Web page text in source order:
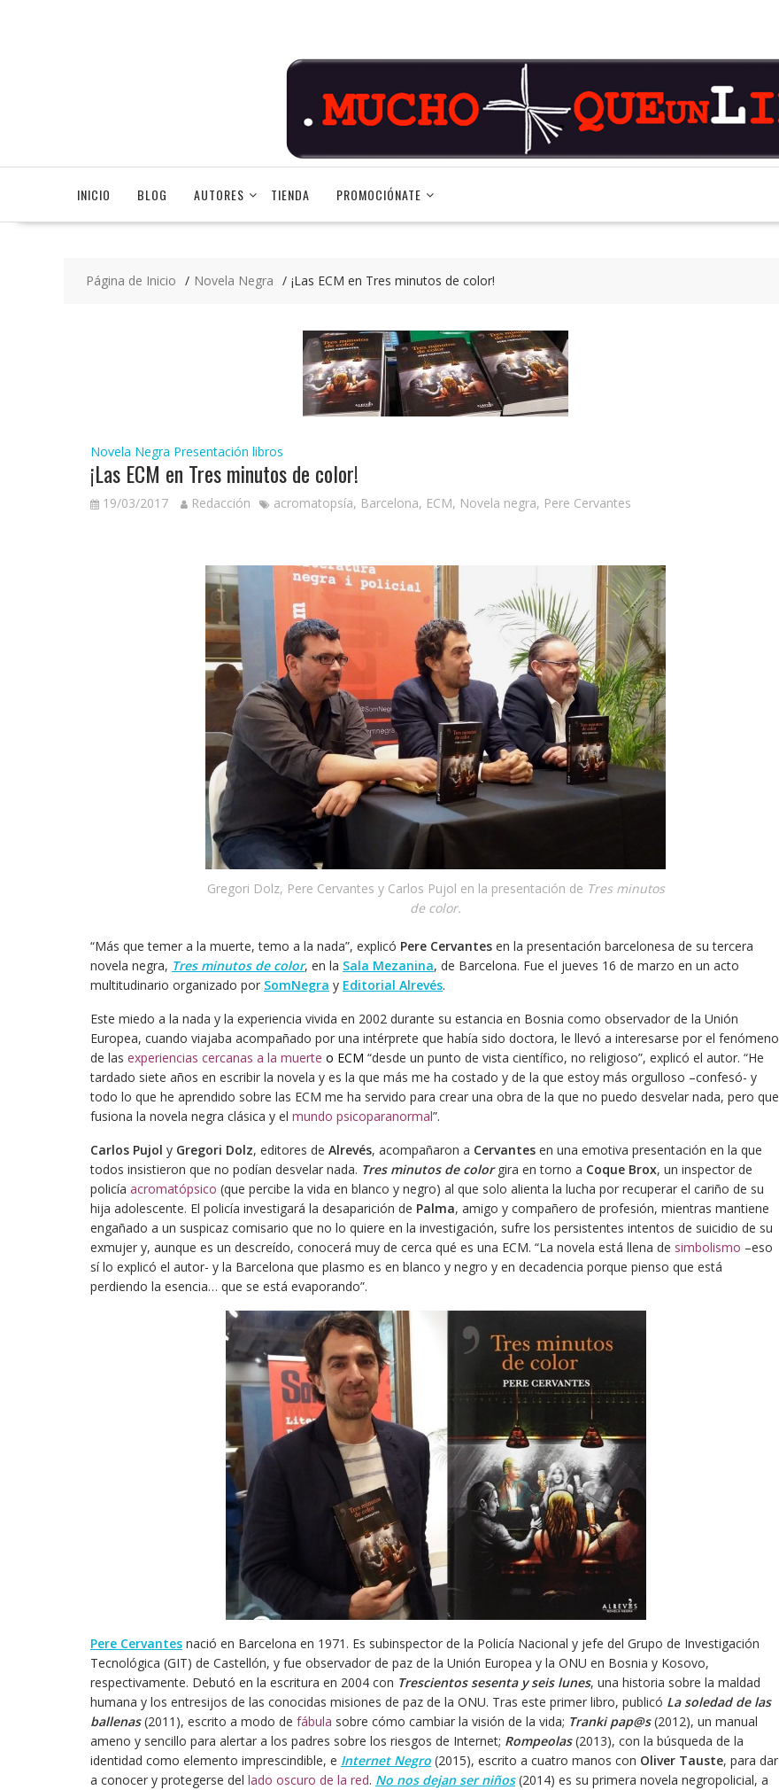
INICIO BLOG AUTORES TIENDA PROMOCIÓNATE
Página de Inicio Novela Negra ¡Las ECM en Tres minutos de color!
Novela Negra Presentación libros
¡Las ECM en Tres minutos de color!
19/03/2017 Redacción acromatopsía, Barcelona, ECM, Novela negra, Pere Cervantes
Gregori Dolz, Pere Cervantes y Carlos Pujol en la presentación de Tres minutos
de color.
“Más que temer a la muerte, temo a la nada”, explicó Pere Cervantes en la presentación barcelonesa de su tercera
novela negra, Tres minutos de color, en la Sala Mezanina, de Barcelona. Fue el jueves 16 de marzo en un acto
multitudinario organizado por SomNegra y Editorial Alrevés.
Este miedo a la nada y la experiencia vivida en 2002 durante su estancia en Bosnia como observador de la Unión
Europea, cuando viajaba acompañado por una intérprete que había sido doctora, le llevó a interesarse por el fenómeno
de las experiencias cercanas a la muerte o ECM “desde un punto de vista científico, no religioso”, explicó el autor. “He
tardado siete años en escribir la novela y es la que más me ha costado y de la que estoy más orgulloso –confesó- y
todo lo que he aprendido sobre las ECM me ha servido para crear una obra de la que no puedo desvelar nada, pero que
fusiona la novela negra clásica y el mundo psicoparanormal”.
Carlos Pujol y Gregori Dolz, editores de Alrevés, acompañaron a Cervantes en una emotiva presentación en la que
todos insistieron que no podían desvelar nada. Tres minutos de colorgira en torno a Coque Brox, un inspector de
policía acromatópsico (que percibe la vida en blanco y negro) al que solo alienta la lucha por recuperar el cariño de su
hija adolescente. El policía investigará la desaparición de Palma, amigo y compañero de profesión, mientras mantiene
engañado a un suspicaz comisario que no lo quiere en la investigación, sufre los persistentes intentos de suicidio de su
exmujer y, aunque es un descreído, conocerá muy de cerca qué es una ECM. “La novela está llena de simbolismo –eso
sí lo explicó el autor- y la Barcelona que plasmo es en blanco y negro y en decadencia porque pienso que está
perdiendo la esencia… que se está evaporando”.
Pere Cervantes nació en Barcelona en 1971. Es subinspector de la Policía Nacional y jefe del Grupo de Investigación
Tecnológica (GIT) de Castellón, y fue observador de paz de la Unión Europea y la ONU en Bosnia y Kosovo,
respectivamente. Debutó en la escritura en 2004 con Trescientos sesenta y seis lunes, una historia sobre la maldad
humana y los entresijos de las conocidas misiones de paz de la ONU. Tras este primer libro, publicó La soledad de las
ballenas(2011), escrito a modo de fábula sobre cómo cambiar la visión de la vida; Tranki pap@s(2012), un manual
ameno y sencillo para alertar a los padres sobre los riesgos de Internet; Rompeolas(2013), con la búsqueda de la
identidad como elemento imprescindible, e Internet Negro (2015), escrito a cuatro manos con Oliver Tauste, para dar
a conocer y protegerse del lado oscuro de la red. No nos dejan ser niños(2014) es su primera novela negropolicial, a